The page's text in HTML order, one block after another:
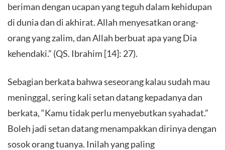
beriman dengan ucapan yang teguh dalam kehidupan
di dunia dan di akhirat. Allah menyesatkan orang-
orang yang zalim, dan Allah berbuat apa yang Dia
kehendaki.” (QS. Ibrahim [14]: 27).
Sebagian berkata bahwa seseorang kalau sudah mau
meninggal, sering kali setan datang kepadanya dan
berkata, “Kamu tidak perlu menyebutkan syahadat.”
Boleh jadi setan datang menampakkan dirinya dengan
sosok orang tuanya. Inilah yang paling